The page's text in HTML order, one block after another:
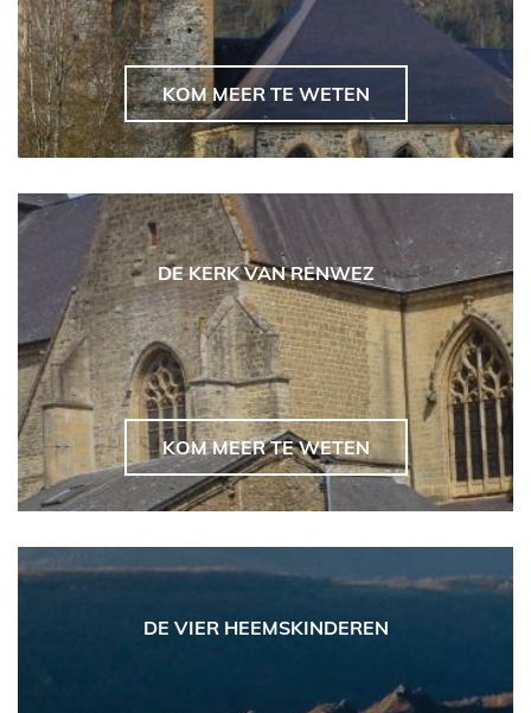
KOM MEER TE WETEN
DE KERK VAN RENWEZ
KOM MEER TE WETEN
DE VIER HEEMSKINDEREN